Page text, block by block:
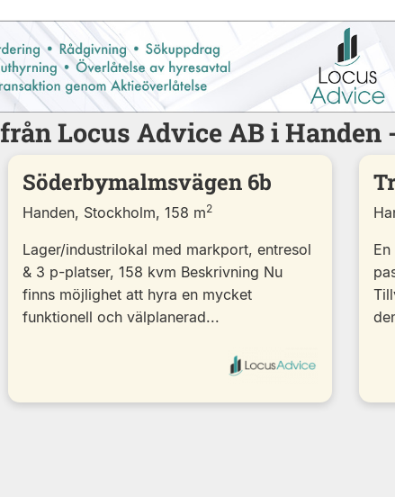
Locus Advice AB i Handen
Söderbymalmsvägen 6b
Handen, Stockholm, 158 m2
Lager/industrilokal med markport, entresol
& 3 p-platser, 158 kvm Beskrivning Nu
finns möjlighet att hyra en mycket
funktionell och välplanerad...